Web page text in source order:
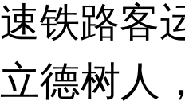
速铁路客
立德树人